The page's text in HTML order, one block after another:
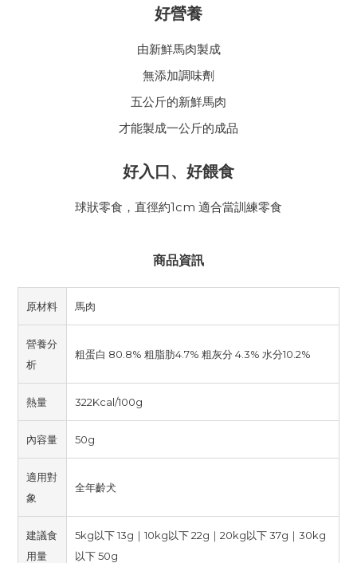
好營養
由新鮮馬肉製成
無添加調味劑
五公斤的新鮮馬肉
才能製成一公斤的成品
好入口、好餵食
球狀零食，直徑約1cm 適合當訓練零食
商品資訊
原材料 馬肉
營養分
析
粗蛋白 80.8% 粗脂肪4.7% 粗灰分 4.3% 水分10.2%
熱量 322Kcal/100g
內容量 50g
適用對
象
全年齡犬
建議食
用量
5kg以下 13g｜10kg以下 22g｜20kg以下 37g｜30kg
以下 50g